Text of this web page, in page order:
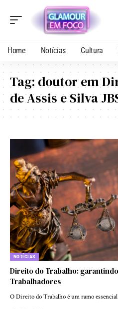
Home Notícias Cultura
Tag: doutor em
de Assis e Silva
NOTÍCIAS
Direito do Trabalho:
Trabalhadores
O Direito do Trabalho é um ramo